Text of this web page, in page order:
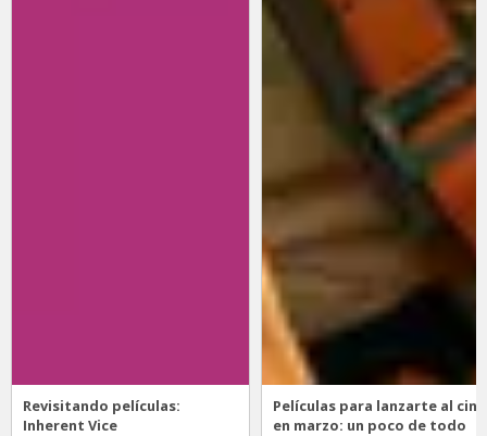
Revisitando películas:
Inherent Vice
Películas para lanzarte al cine
en marzo: un poco de todo